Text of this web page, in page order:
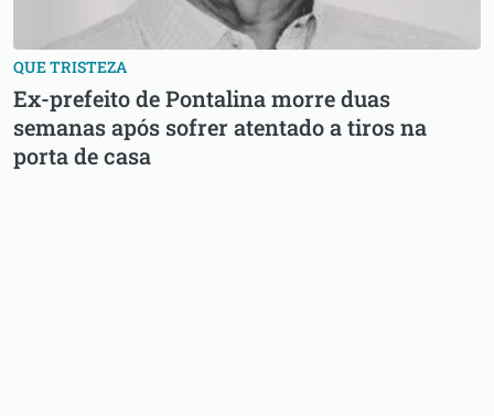
QUE TRISTEZA
Ex-prefeito de Pontalina morre duas
semanas após sofrer atentado a tiros na
porta de casa